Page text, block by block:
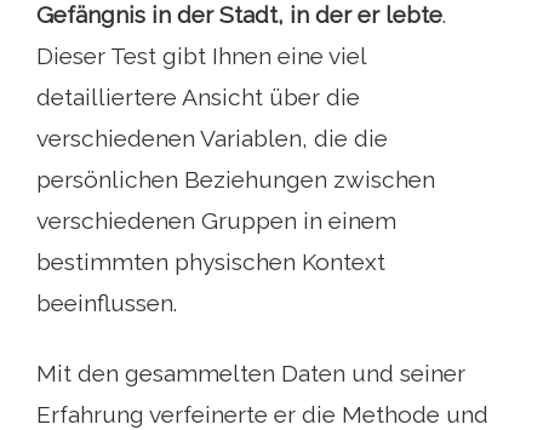
Gefängnis in der Stadt, in der er lebte.
Dieser Test gibt Ihnen eine viel
detailliertere Ansicht über die
verschiedenen Variablen, die die
persönlichen Beziehungen zwischen
verschiedenen Gruppen in einem
bestimmten physischen Kontext
beeinflussen.
Mit den gesammelten Daten und seiner
Erfahrung verfeinerte er die Methode und